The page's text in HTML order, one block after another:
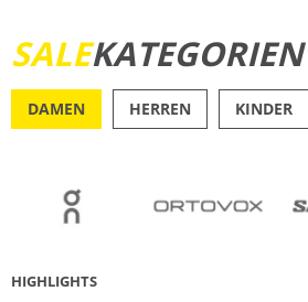
JETZT ENTDECKEN
SALEKATEGORIEN
DAMEN HERREN KINDER
HIGHLIGHTS